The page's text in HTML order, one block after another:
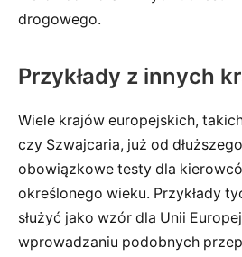
drogowego.
Przykłady z innych
Wiele krajów europejskich,
czy Szwajcaria, już od
obowiązkowe testy dla
określonego wieku. Przykłady
służyć jako wzór dla Unii
wprowadzaniu podobnych